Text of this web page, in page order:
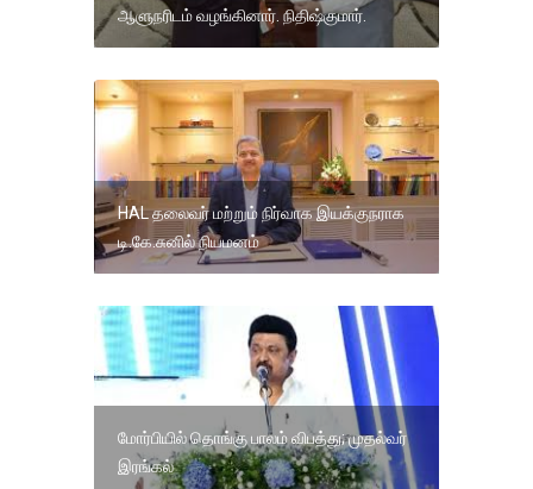
ஆளுநரிடம் வழங்கினார். நிதிஷ்குமார்.
HAL தலைவர் மற்றும் நிர்வாக இயக்குநராக
டி.கே.சுனில் நியமனம்
மோர்பியில் தொங்கு பாலம் விபத்து; முதல்வர்
இரங்கல்